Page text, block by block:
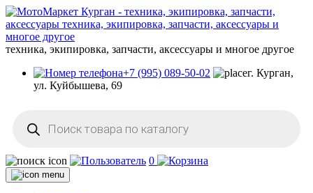
техника, экипировка, запчасти, аксессуары и многое другое
+7 (995) 089-50-02
г. Курган,
ул. Куйбышева, 69
товаров
0